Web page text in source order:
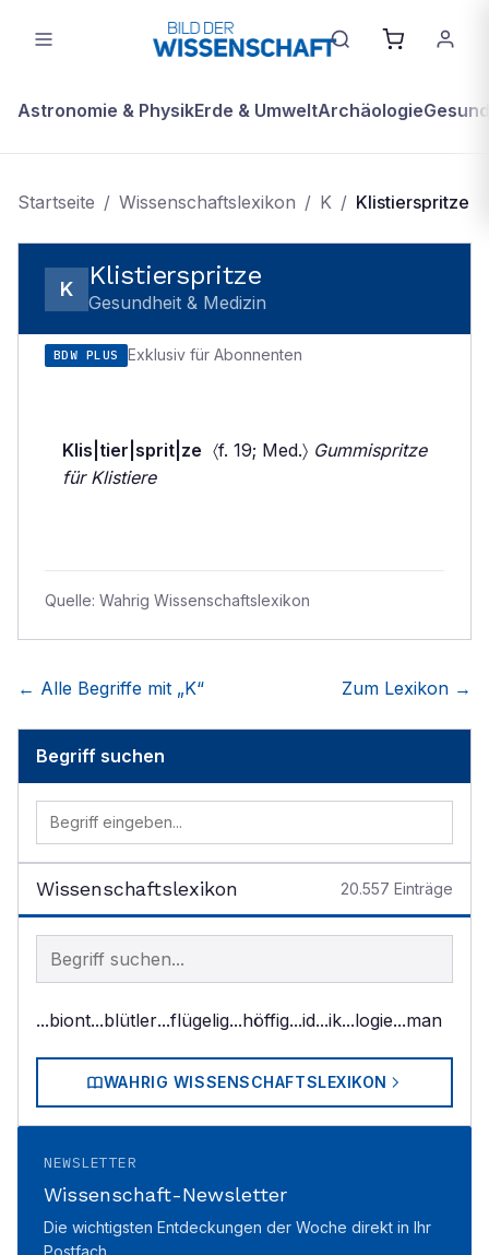
Astronomie & PhysikErde & UmweltArchäologie
Startseite / Wissenschaftslexikon / K / Klistierspritze
K Klistierspritze
Gesundheit & Medizin
BDW PLUS Exklusiv für Abonnenten
Klis|tier|sprit|ze 〈f. 19; Med.〉 Gummispritze
für Klistiere
Quelle: Wahrig Wissenschaftslexikon
← Alle Begriffe mit „K“ Zum Lexikon →
Begriff suchen
Wissenschaftslexikon 20.557 Einträge
Begriff im Lexikon suchen
...biont...blütler...flügelig...höffig...id...ik...logie...man
WAHRIG WISSENSCHAFTSLEXIKON
NEWSLETTER
Wissenschaft-Newsletter
Die wichtigsten Entdeckungen der Woche direkt in Ihr
Postfach.